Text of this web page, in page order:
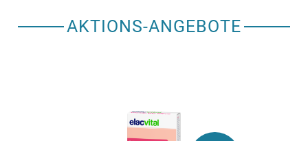
AKTIONS-ANGEBOTE